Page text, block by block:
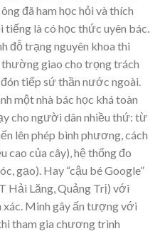
đã ham học hỏi và thích
là có học thức uyên bác.
đỗ trạng nguyên khoa thi
giao cho trọng trách
tiếp sứ thần nước ngoài.
một nhà bác học khá toàn
cho người dân nhiều thứ: từ
lên phép bình phương, cách
cao của cây), hệ thống đo
gạo). Hay “cậu bé Google”
Hải Lăng, Quảng Trị) với
xác. Minh gây ấn tượng với
tham gia chương trình